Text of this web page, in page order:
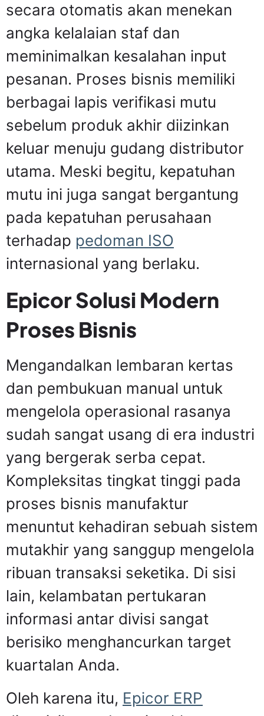
secara otomatis akan menekan
angka kelalaian staf dan
meminimalkan kesalahan input
pesanan. Proses bisnis memiliki
berbagai lapis verifikasi mutu
sebelum produk akhir diizinkan
keluar menuju gudang distributor
utama. Meski begitu, kepatuhan
mutu ini juga sangat bergantung
pada kepatuhan perusahaan
terhadap pedoman ISO
internasional yang berlaku.
Epicor Solusi Modern
Proses Bisnis
Mengandalkan lembaran kertas
dan pembukuan manual untuk
mengelola operasional rasanya
sudah sangat usang di era industri
yang bergerak serba cepat.
Kompleksitas tingkat tinggi pada
proses bisnis manufaktur
menuntut kehadiran sebuah sistem
mutakhir yang sanggup mengelola
ribuan transaksi seketika. Di sisi
lain, kelambatan pertukaran
informasi antar divisi sangat
berisiko menghancurkan target
kuartalan Anda.
Oleh karena itu, Epicor ERP